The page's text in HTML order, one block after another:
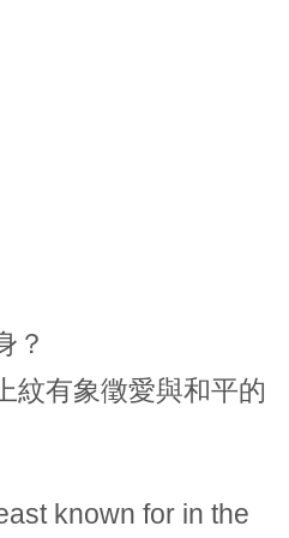
？
紋有象徵愛與和平的
known for in the